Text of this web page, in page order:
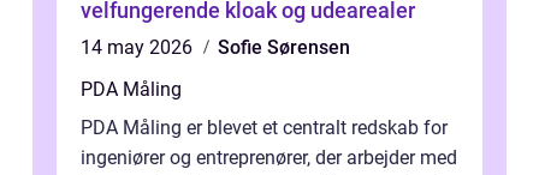
velfungerende kloak og udearealer
14 may 2026
Sofie Sørensen
PDA Måling
PDA Måling er blevet et centralt redskab for
ingeniører og entreprenører, der arbejder med